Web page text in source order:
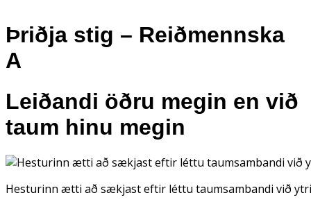
Þriðja stig – Reiðmennska
A
Leiðandi öðru megin en við
taum hinu megin
Hesturinn ætti að sækjast eftir léttu taumsambandi við